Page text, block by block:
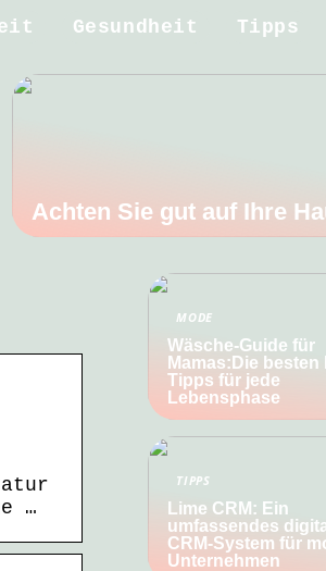
Gesundheit Tipps
Achten Sie gut auf Ihre
…
MODE
Wäsche-Guide für
Mamas:Die besten
Tipps für jede
Lebensphase
TIPPS
Lime CRM: Ein
umfassendes
CRM-System für
Unternehmen